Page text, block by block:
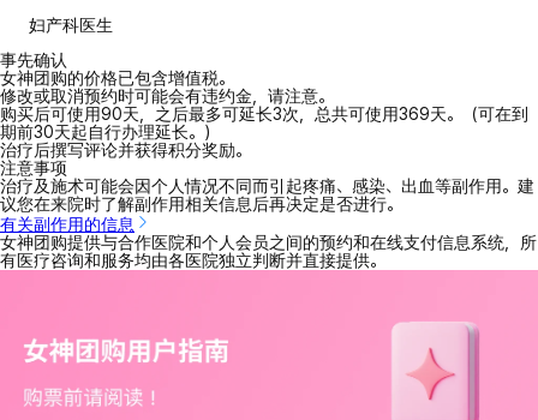
妇产科医生
事先确认
女神团购的价格已包含增值税。
修改或取消预约时可能会有违约金，请注意。
购买后可使用90天，之后最多可延长3次，总共可使用369天。（可在到
期前30天起自行办理延长。）
治疗后撰写评论并获得积分奖励。
注意事项
治疗及施术可能会因个人情况不同而引起疼痛、感染、出血等副作用。建
议您在来院时了解副作用相关信息后再决定是否进行。
有关副作用的信息
女神团购提供与合作医院和个人会员之间的预约和在线支付信息系统，所
有医疗咨询和服务均由各医院独立判断并直接提供。